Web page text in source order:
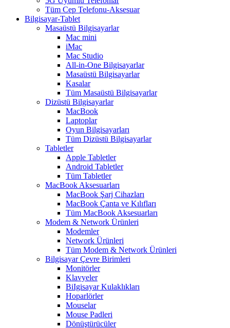
Tüm Cep Telefonu-Aksesuar
Bilgisayar-Tablet
Masaüstü Bilgisayarlar
Mac mini
iMac
Mac Studio
All-in-One Bilgisayarlar
Masaüstü Bilgisayarlar
Kasalar
Tüm Masaüstü Bilgisayarlar
Dizüstü Bilgisayarlar
MacBook
Laptoplar
Oyun Bilgisayarları
Tüm Dizüstü Bilgisayarlar
Tabletler
Apple Tabletler
Android Tabletler
Tüm Tabletler
MacBook Aksesuarları
MacBook Şarj Cihazları
MacBook Çanta ve Kılıfları
Tüm MacBook Aksesuarları
Modem & Network Ürünleri
Modemler
Network Ürünleri
Tüm Modem & Network Ürünleri
Bilgisayar Çevre Birimleri
Monitörler
Klavyeler
BiIgisayar Kulaklıkları
Hoparlörler
Mouselar
Mouse Padleri
Dönüştürücüler